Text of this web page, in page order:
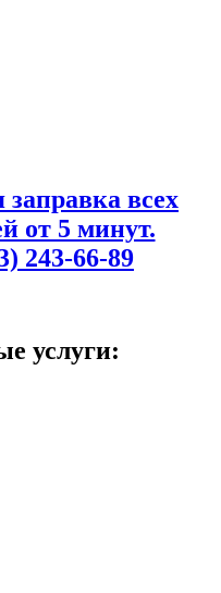
всех
от 5 минут.
243-66-89
услуги: